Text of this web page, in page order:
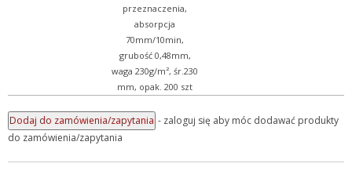
przeznaczenia,
absorpcja
70mm/10min,
grubość 0,48mm,
waga 230g/m², śr.230
mm, opak. 200 szt
- zaloguj się aby móc dodawać produkty
do zamówienia/zapytania